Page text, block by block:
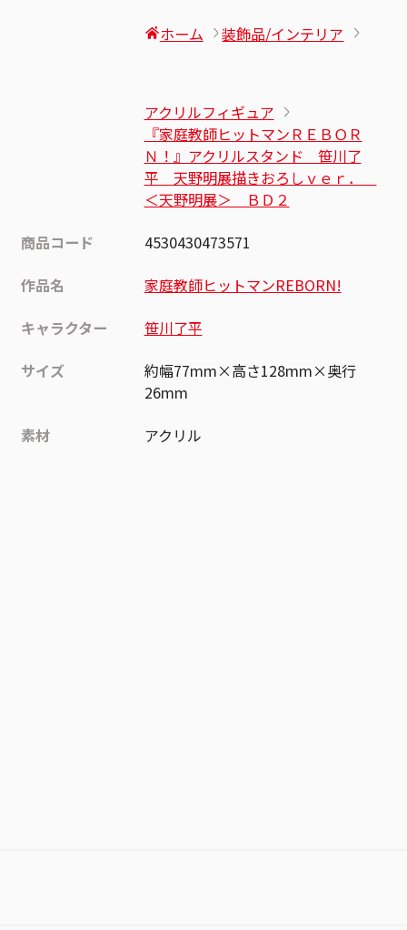
ホーム 装飾品/インテリア
アクリルフィギュア
『家庭教師ヒットマンＲＥＢＯＲ
Ｎ！』アクリルスタンド 笹川了
平 天野明展描きおろしｖｅｒ．
＜天野明展＞ ＢＤ２
商品コード
4530430473571
作品名
家庭教師ヒットマンREBORN!
キャラクター
笹川了平
サイズ
約幅77mm×高さ128mm×奥行
26mm
素材
アクリル